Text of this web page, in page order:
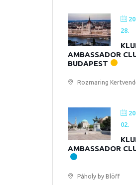
28.
AMBASSADOR
BUDAPEST
Rozmaring
02.
AMBASSADOR
Páholy by Blöff